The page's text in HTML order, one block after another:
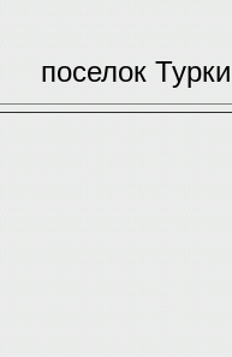
поселок